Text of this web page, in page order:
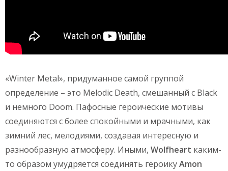
«Winter Metal», придуманное самой группой
определение – это Melodic Death, смешанный с Black
и немного Doom. Пафосные героические мотивы
соединяются с более спокойными и мрачными, как
зимний лес, мелодиями, создавая интересную и
разнообразную атмосферу. Иными, Wolfheart каким-
то образом умудряется соединять героикуAmon